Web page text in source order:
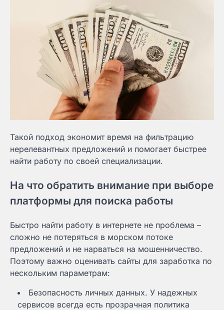
Такой подход экономит время на фильтрацию
нерелевантных предложений и помогает быстрее
найти работу по своей специализации.
На что обратить внимание при выборе
платформы для поиска работы
Быстро найти работу в интернете не проблема –
сложно не потеряться в морском потоке
предложений и не нарваться на мошенничество.
Поэтому важно оценивать сайты для заработка по
нескольким параметрам:
Безопасность личных данных. У надежных
сервисов всегда есть прозрачная политика